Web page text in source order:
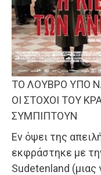
ΤΟ ΛΟΥΒΡΟ ΥΠΟ
ΟΙ ΣΤΟΧΟΙ ΤΟΥ
ΣΥΜΠΙΠΤΟΥΝ
Εν όψει της
εκφράστηκε με
Sudetenland